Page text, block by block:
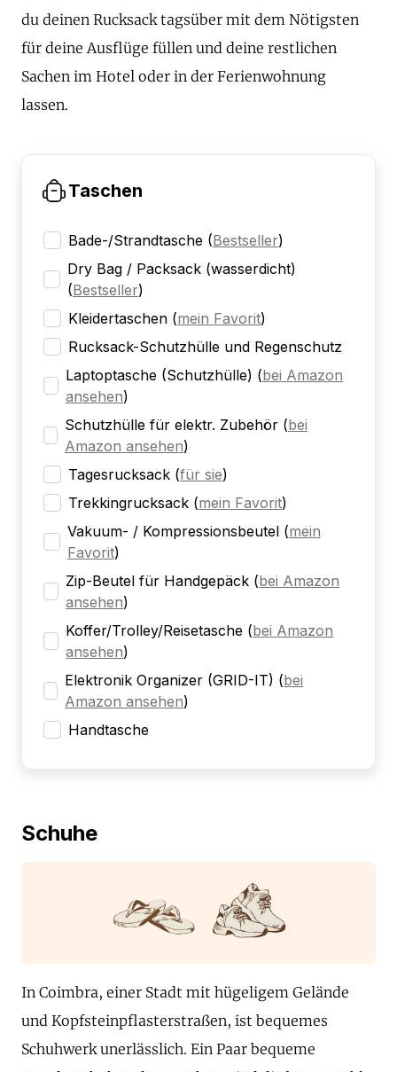
du deinen Rucksack tagsüber mit dem Nötigsten
für deine Ausflüge füllen und deine restlichen
Sachen im Hotel oder in der Ferienwohnung
lassen.
Taschen
Bade-/Strandtasche (Bestseller)
Dry Bag / Packsack (wasserdicht)
(Bestseller)
Kleidertaschen (mein Favorit)
Rucksack-Schutzhülle und Regenschutz
Laptoptasche (Schutzhülle) (bei Amazon
ansehen)
Schutzhülle für elektr. Zubehör (bei
Amazon ansehen)
Tagesrucksack (für sie)
Trekkingrucksack (mein Favorit)
Vakuum- / Kompressionsbeutel (mein
Favorit)
Zip-Beutel für Handgepäck (bei Amazon
ansehen)
Koffer/Trolley/Reisetasche (bei Amazon
ansehen)
Elektronik Organizer (GRID-IT) (bei
Amazon ansehen)
Handtasche
Schuhe
In Coimbra, einer Stadt mit hügeligem Gelände
und Kopfsteinpflasterstraßen, ist bequemes
Schuhwerk unerlässlich. Ein Paar bequeme